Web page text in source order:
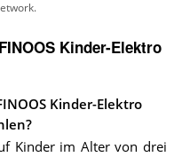
Kinder-Elektro
Kinder-Elektro
Kinder im Alter von drei